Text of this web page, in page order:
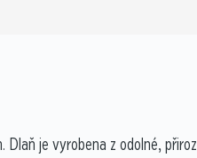
je vyrobena z odolné,